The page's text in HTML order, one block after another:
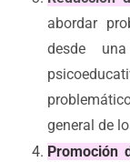
abordar
desde
general de
Promoción